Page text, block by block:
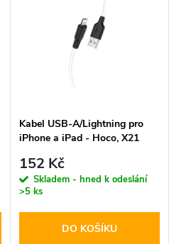
Kabel USB-A/Lightning pro
iPhone a iPad - Hoco, X21
152 Kč
Skladem - hned k odeslání
>5 ks
DO KOŠÍKU